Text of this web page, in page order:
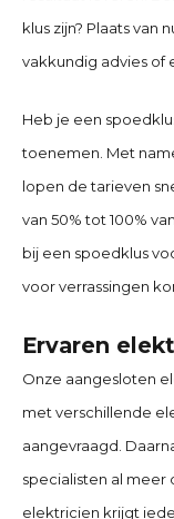
klus zijn? Plaats van
vakkundig advies of
Heb je een
toenemen. Met
lopen de tarieven
van 50% tot 100%
bij een spoedklus
voor verrassingen
Ervaren
Onze aangesloten
met verschillende
aangevraagd.
specialisten al meer
elektricien krijgt